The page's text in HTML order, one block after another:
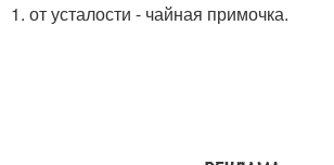
1. от усталости - чайная примочка.